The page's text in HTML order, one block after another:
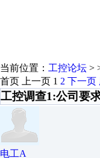
当前位置： 工控论坛 >
首页 上一页 1 2 下一页
工控调查1:公司要
电工A